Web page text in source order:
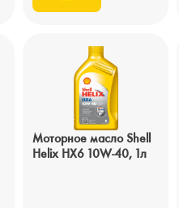
Моторное масло Shell
Helix HX6 10W-40, 1л